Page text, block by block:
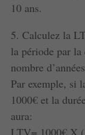
10 ans.
5. Calculez la
la période par
nombre
Par exemple, si
1000€ et la
aura:
LTV= 1000€ X